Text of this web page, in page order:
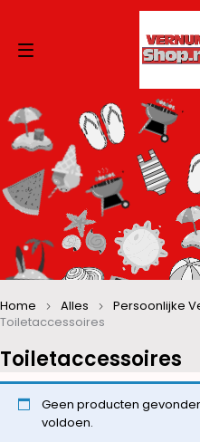
Toiletaccessoires
Home Alles Persoonlijke
Toiletaccessoires
Geen producten
voldoen.